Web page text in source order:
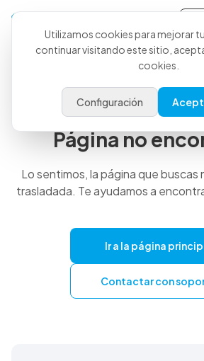
404
Página no
Lo sentimos, la página que buscas
trasladada. Te ayudamos a
Ir a la página
Contactar con
Utilizamos cookies para mejorar
continuar visitando este sitio,
cookies.
Configuración